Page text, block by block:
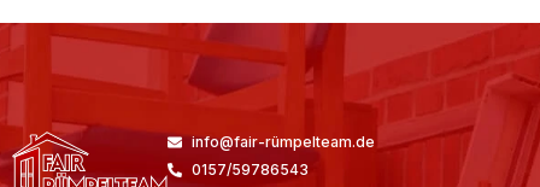
info@fair-rümpelteam.de
0157/59786543